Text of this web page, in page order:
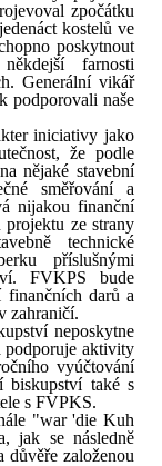
zpočátku
kostelů ve
poskytnout
farnosti
Generální vikář
podporovali naše
iniciativy jako
že podle
nějaké stavební
směřování a
nijakou finanční
ze strany
technické
příslušnými
FVKPS bude
finančních darů a
zahraničí.
neposkytne
podporuje aktivity
vyúčtování
biskupství také s
s FVPKS.
"war 'die Kuh
jak se následně
důvěře založenou